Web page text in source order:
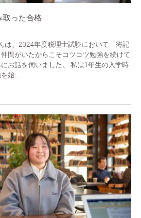
取った合格
は、2024年度税理士試験において「簿記
間がいたからこそコツコツ勉強を続けて
お話を伺いました。 私は1年生の入学時
始...